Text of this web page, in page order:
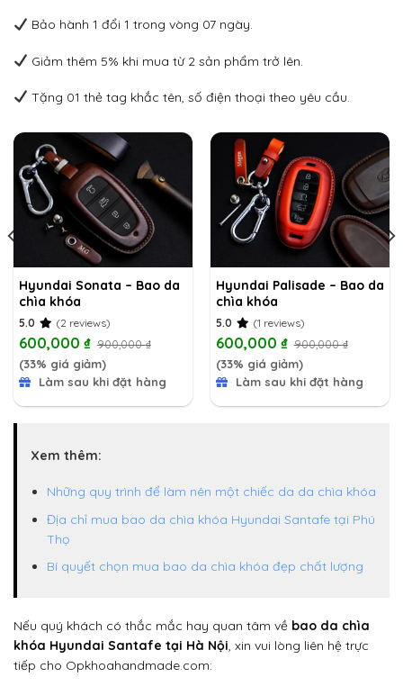
Bảo hành 1 đổi 1 trong vòng 07 ngày.
Giảm thêm 5% khi mua từ 2 sản phẩm trở lên.
Tặng 01 thẻ tag khắc tên, số điện thoại theo yêu cầu.
Hyundai Sonata – Bao da
chìa khóa
5.0 (2 reviews)
600,000 ₫ 900,000₫
(33% giá giảm)
Làm sau khi đặt hàng
Hyundai Palisade – Bao da
chìa khóa
5.0 (1 reviews)
600,000 ₫ 900,000₫
(33% giá giảm)
Làm sau khi đặt hàng
Xem thêm:
Những quy trình để làm nên một chiếc da da chìa khóa
Địa chỉ mua bao da chìa khóa Hyundai Santafe tại Phú
Thọ
Bí quyết chọn mua bao da chìa khóa đẹp chất lượng
Nếu quý khách có thắc mắc hay quan tâm về bao da chìa
khóa Hyundai Santafe tại Hà Nội, xin vui lòng liên hệ trực
tiếp cho Opkhoahandmade.com: